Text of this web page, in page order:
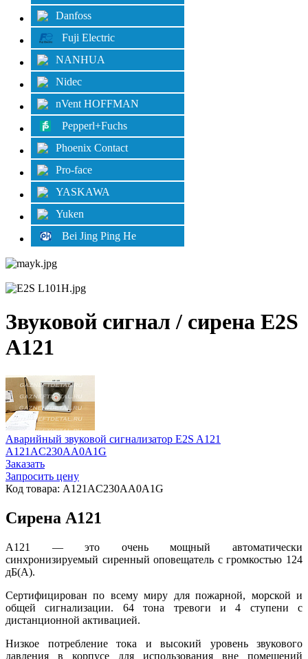
Danfoss
Fuji Electric
NANHUA
Nidec
nVent HOFFMAN
Pepperl+Fuchs
Phoenix Contact
Pro-face
YASKAWA
Yuken
Bei Jing Ping He
Звуковой сигнал / сирена E2S
A121
Аварийный звуковой сигнализатор E2S A121
A121AC230AA0A1G
Заказать
Запросить цену
Код товара: A121AC230AA0A1G
Сирена A121
A121 — это очень мощный автоматически
синхронизируемый сиренный оповещатель с громкостью 124
дБ(А).
Сертифицирован по всему миру для пожарной, морской и
общей сигнализации. 64 тона тревоги и 4 ступени с
дистанционной активацией.
Низкое потребление тока и высокий уровень звукового
давления в корпусе для использования вне помещений